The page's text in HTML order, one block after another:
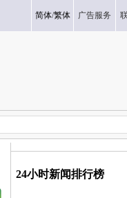
简体/繁体 广告服务
24小时新闻排行榜